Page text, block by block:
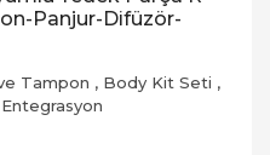
Panjur-Difüzör-
Tampon , Body Kit Seti ,
Entegrasyon